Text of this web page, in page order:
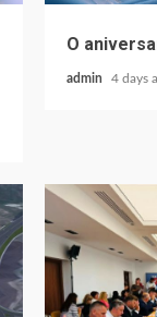
O
admin 4 days